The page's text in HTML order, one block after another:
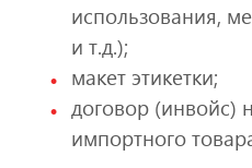
использования,
и т.д.);
макет этикетки;
договор (инвойс)
импортного